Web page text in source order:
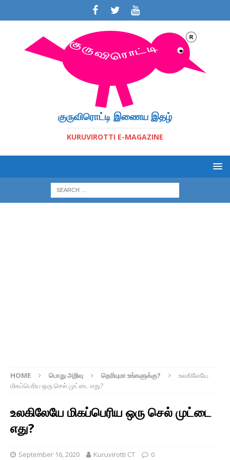
குருவிரொட்டி இணைய இதழ்
KURUVIROTTI E-MAGAZINE
HOME பொது அறிவு தெரியுமா உங்களுக்கு?
உலகிலேயே
மிகப்பெரிய ஒரு செல் முட்டை எது?
உலகிலேயே மிகப்பெரிய ஒரு செல் முட்டை
எது?
September 16, 2020 Kuruvirotti CT 0